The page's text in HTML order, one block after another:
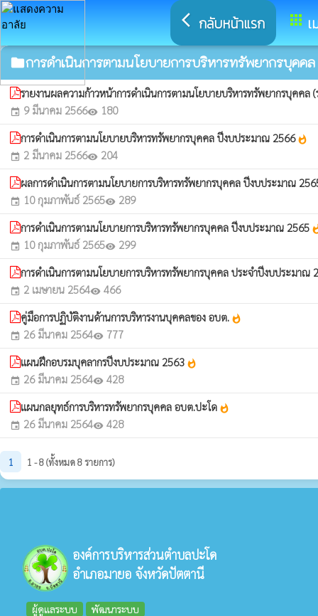
arrow_back_ios กลับหน้าแรก apps
folderการดำเนินการตามนโยบายการบริหารทรัพยากรบุคคล
รายงานผลความก้าวหน้าการดำเนินการตามนโยบายบริหารทรัพยากรบุคค
event 9 มีนาคม 2566visibility 180
การดำเนินการตามนโยบายบริหารทรัพยากรบุคคล ปีงบประมาณ 2566whatshot
event 2 มีนาคม 2566visibility 204
ผลการดำเนินการตามนโยบายการบริหารทรัพยากรบุคคล ปีงบประมาณ
event 10 กุมภาพันธ์ 2565visibility 289
การดำเนินการตามนโยบายการบริหารทรัพยากรบุคคล ปีงบประมาณ 2565
event 10 กุมภาพันธ์ 2565visibility 299
การดำเนินการตามนโยบายการบริหารทรัพยากรบุคคล ประจำปีงบประมาณ
event 2 เมษายน 2564visibility 466
คู่มือการปฏิบัติงานด้านการบริหารงานบุคคลของ อบต. whatshot
event 26 มีนาคม 2564visibility 777
แผนฝึกอบรมบุคลากรปีงบประมาณ 2563 whatshot
event 26 มีนาคม 2564visibility 428
แผนกลยุทธ์การบริหารทรัพยากรบุคคล อบต.ปะโด whatshot
event 26 มีนาคม 2564visibility 428
1 1 - 8 (ทั้งหมด 8 รายการ)
องค์การบริหารส่วนตำบลปะโด
อำเภอมายอ จังหวัดปัตตานี
ผู้ดูแลระบบ พัฒนาระบบ